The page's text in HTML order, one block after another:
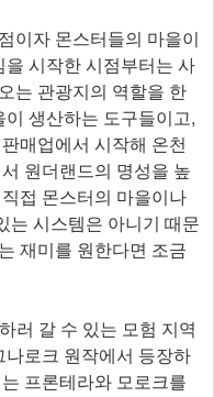
이자 몬스터들의 마을이
시작한 시점부터는 사
는 관광지의 역할을 한
생산하는 도구들이고,
매업에서 시작해 온천
원더랜드의 명성을 높
접 몬스터의 마을이나
는 시스템은 아니기 때문
재미를 원한다면 조금
러 갈 수 있는 모험 지역
로크 원작에서 등장하
프론테라와 모로크를